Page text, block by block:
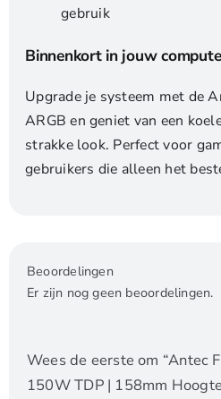
gebruik
Binnenkort in jouw
Upgrade je systeem met de
ARGB en geniet van een
strakke look. Perfect voor
gebruikers die alleen het
Beoordelingen
Er zijn nog geen beoordelingen.
Wees de eerste om “Antec
150W TDP | 158mm